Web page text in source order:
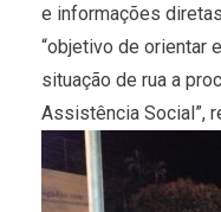
e informações
“objetivo de orientar
situação de rua a
Assistência Social”,